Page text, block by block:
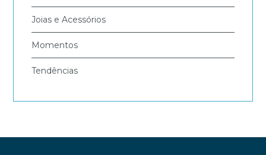
Joias e Acessórios
Momentos
Tendências